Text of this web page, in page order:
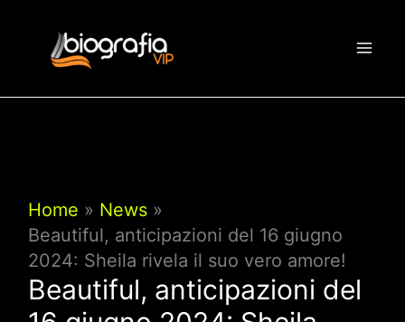
contenuto
Home
News
Beautiful, anticipazioni del 16 giugno
2024: Sheila rivela il suo vero amore!
Beautiful, anticipazioni del